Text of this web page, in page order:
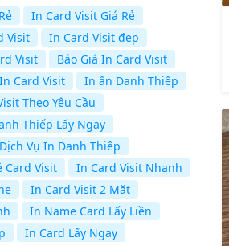
In Card Visit Giá Rẻ
Visit
In Card Visit đẹp
Visit
Báo Giá In Card Visit
Card Visit
In ấn Danh Thiếp
Theo Yêu Cầu
Thiếp Lấy Ngay
Dịch Vụ In Danh Thiếp
Card Visit
In Card Visit Nhanh
In Card Visit 2 Mặt
In Name Card Lấy Liền
In Card Lấy Ngay